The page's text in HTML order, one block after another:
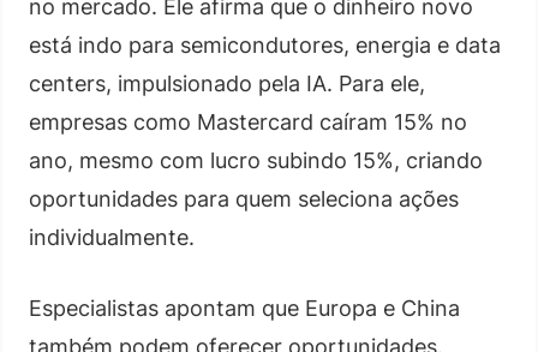
no mercado. Ele afirma que o dinheiro novo
está indo para semicondutores, energia e data
centers, impulsionado pela IA. Para ele,
empresas como Mastercard caíram 15% no
ano, mesmo com lucro subindo 15%, criando
oportunidades para quem seleciona ações
individualmente.
Especialistas apontam que Europa e China
também podem oferecer oportunidades.